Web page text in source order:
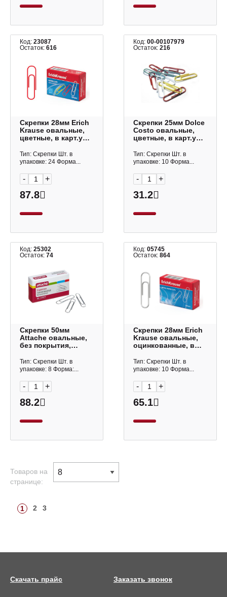
Код: 23087
Остаток: 616
Скрепки 28мм Erich
Krause овальные,
цветные, в карт.уп.
Тип: Скрепки Шт. в
упаковке: 24 Форма...
- +
87.8
Код:00-00107979
Остаток:216
Скрепки 25мм Dolce
Costo овальные,
цветные, в карт.уп.
Тип: Скрепки Шт. в
упаковке: 10 Форма...
- +
31.2
Код: 25302
Остаток: 74
Скрепки 50мм
Attache овальные,
без покрытия,
карт.уп. (50шт)
115674
Тип: Скрепки Шт. в
упаковке: 8 Форма:...
- +
88.2
Код:05745
Остаток:864
Скрепки 28мм Erich
Krause овальные,
оцинкованные, в
ЕК7855
Тип: Скрепки Шт. в
упаковке: 10 Форма...
- +
65.1
Товаров на
странице:
1 2 3
Заказать звонок
Скачать прайс